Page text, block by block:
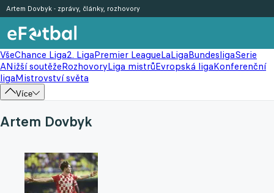
VšeChance Liga2. LigaPremier LeagueLaLigaBundesligaSerie
ANižší soutěžeRozhovoryLiga mistrůEvropská ligaKonferenční
ligaMistrovství světa
Více
Artem Dovbyk - zprávy, články, rozhovory
Artem Dovbyk